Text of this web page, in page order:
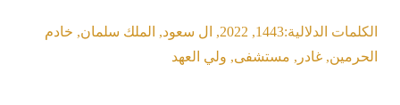
الكلمات الدلالية:1443
,
2022
, ال سعود, الملك سلمان, خادم
الحرمين, غادر , مستشفى, ولي العهد